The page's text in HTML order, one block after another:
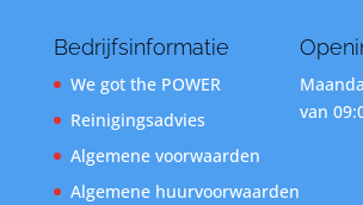
Bedrijfsinformatie
We got the POWER
Reinigingsadvies
Algemene voorwaarden
Algemene huurvoorwaarden
van